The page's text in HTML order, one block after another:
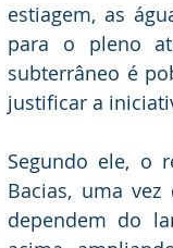
estiagem, as
para o pleno
subterrâneo é
justificar a
Segundo ele, o
Bacias, uma
dependem do